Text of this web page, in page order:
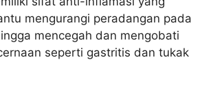
mengurangi peradangan pada
mencegah dan mengobati
seperti gastritis dan tukak